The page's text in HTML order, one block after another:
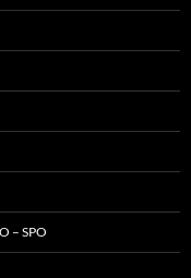
– SPO